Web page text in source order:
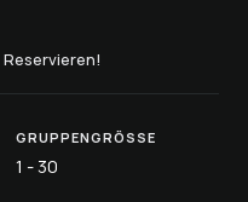
GRUPPENGRÖSSE
1 - 30